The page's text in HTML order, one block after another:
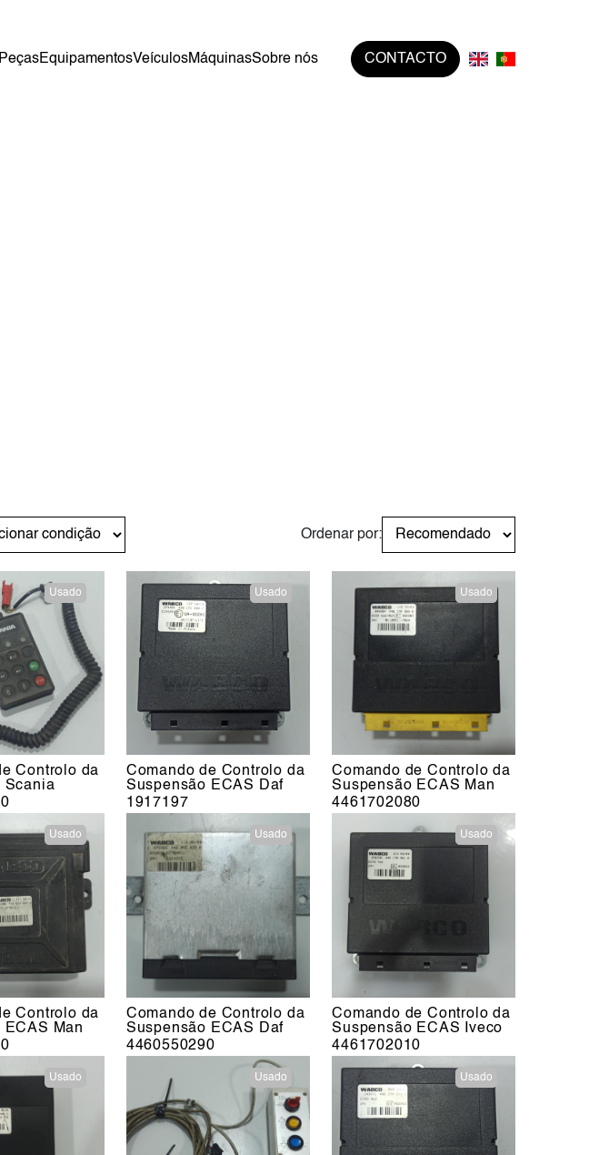
PeçasEquipamentosVeículosMáquinasSobre nós CONTACTO
Ordenar por:
Usado
Controlo da
Scania
Usado
Comando de Controlo da
Suspensão ECAS Daf
1917197
Usado
Comando de Controlo da
Suspensão ECAS Man
4461702080
Usado
Controlo da
ECAS Man
Usado
Comando de Controlo da
Suspensão ECAS Daf
4460550290
Usado
Comando de Controlo da
Suspensão ECAS Iveco
4461702010
Usado Usado Usado